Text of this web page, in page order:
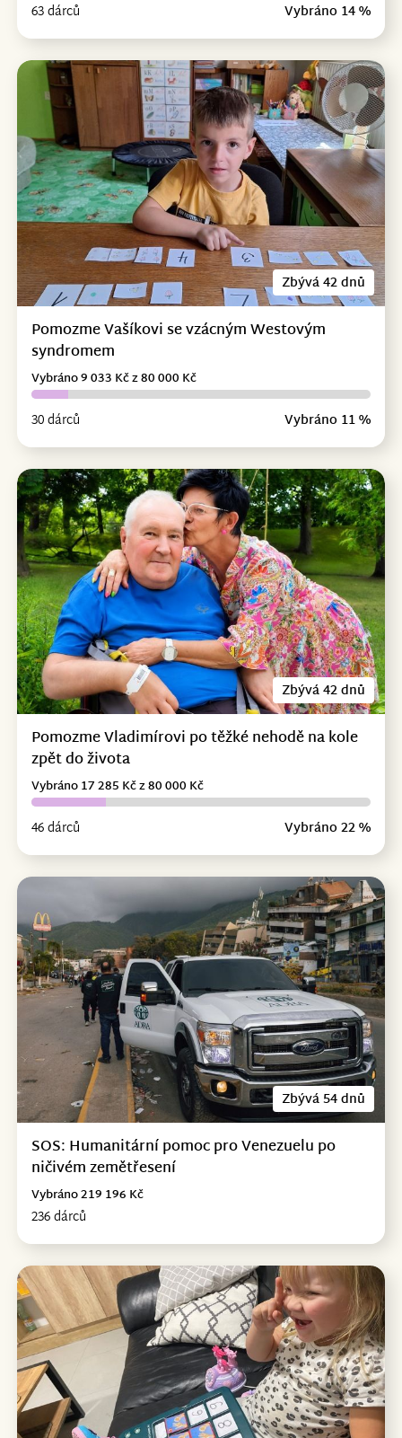
63 dárců Vybráno 14 %
Zbývá 42 dnů
Pomozme Vašíkovi se vzácným Westovým
syndromem
30 dárců Vybráno 11 %
Vybráno 9 033 Kč z 80 000 Kč
Zbývá 42 dnů
Pomozme Vladimírovi po těžké nehodě na kole
zpět do života
46 dárců Vybráno 22 %
Vybráno 17 285 Kč z 80 000 Kč
Zbývá 54 dnů
SOS: Humanitární pomoc pro Venezuelu po
ničivém zemětřesení
236 dárců
Vybráno 219 196 Kč